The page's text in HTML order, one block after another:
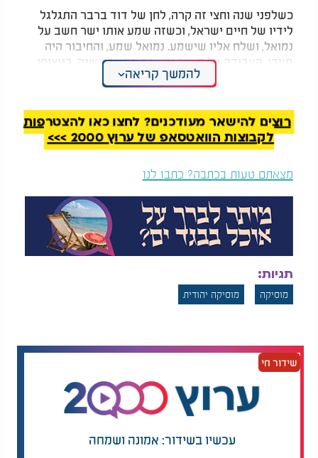
כשלפני שנה וחצי זה קרה, לחן של דוד ברבר התגלגל
לידיו של חיים ישראל, וכשזה שמע אותו ישר חשב על
נמואל, ושלח אליו שישמע. נמואל שמע, והחיבור היה
מיידי. העבודה על השיר נמשכה במשך כשנה, בניצוחו
של המעבד והמפיק המוסיקלי דוד איכילביץ. השיר
שהיה אמור לצאת במוצאי ל"ג בעומר, יוצא כעת עם תום
ימי השבעה, מתוך רצון ותחושה לחיבור ואחדות,
ומוקדש לרפואתם של הפצועים ולזכרם ולע"נ של
הנפטרים.
להמשך קריאה
רוצים להישאר מעודכנים? לחצו כאן להצטרפות
לקבוצות הוואטסאפ של ערוץ 2000 >>>
מצאתם טעות בכתבה? כתבו לנו
תגיות:
מוסיקה מוסיקה יהודית
שידור חי
עכשיו בשידור: אמונה ושמחה